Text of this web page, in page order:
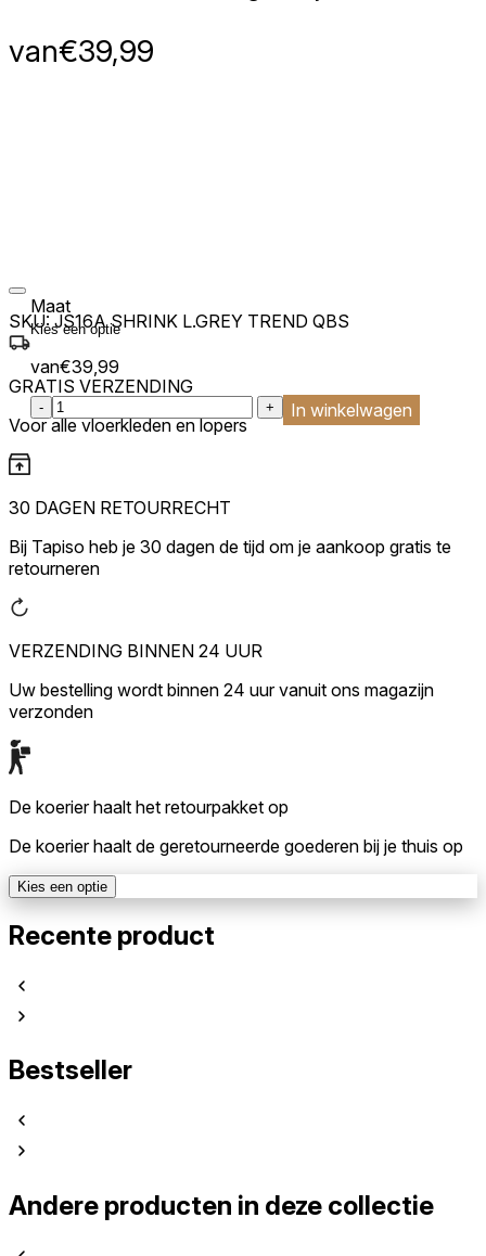
van€39,99
Maat
van€39,99
:product_name quantity
- + In winkelwagen
SKU: JS16A SHRINK L.GREY TREND QBS
GRATIS VERZENDING
Voor alle vloerkleden en lopers
30 DAGEN RETOURRECHT
Bij Tapiso heb je 30 dagen de tijd om je aankoop gratis te
retourneren
VERZENDING BINNEN 24 UUR
Uw bestelling wordt binnen 24 uur vanuit ons magazijn
verzonden
De koerier haalt het retourpakket op
De koerier haalt de geretourneerde goederen bij je thuis op
Kies een optie
Recente product
Bestseller
Andere producten in deze collectie